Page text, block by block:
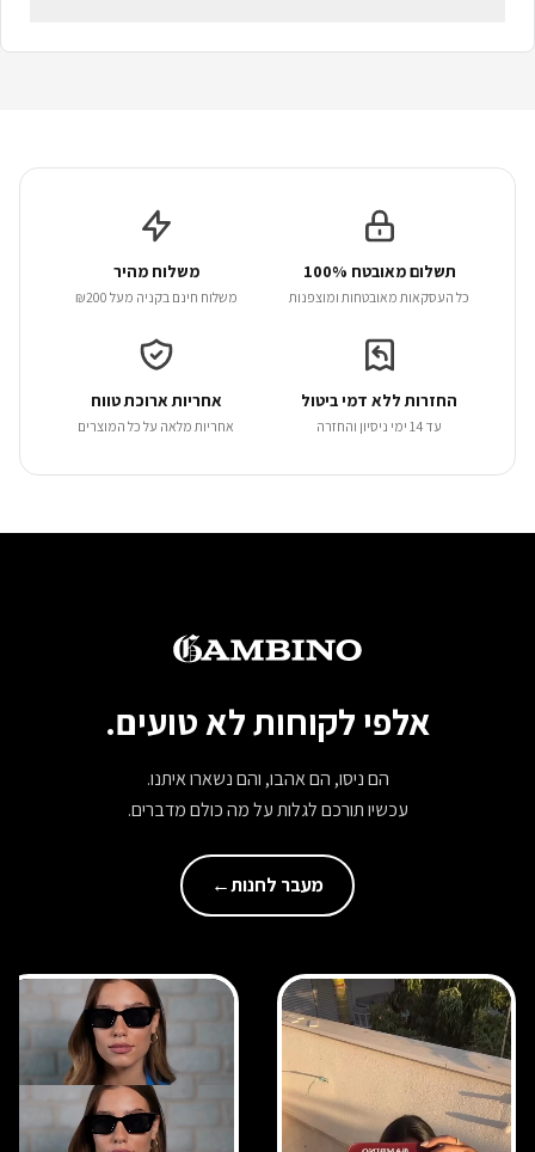
תשלום מאובטח 100%
כל העסקאות מאובטחות ומוצפנות
משלוח מהיר
משלוח חינם בקניה מעל ₪200
החזרות ללא דמי ביטול
עד 14 ימי ניסיון והחזרה
אחריות ארוכת טווח
אחריות מלאה על כל המוצרים
אלפי לקוחות לא טועים.
הם ניסו, הם אהבו, והם נשארו איתנו.
עכשיו תורכם לגלות על מה כולם מדברים.
מעבר לחנות←